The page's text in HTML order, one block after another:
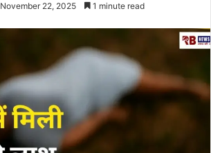
November 22, 2025 1 minute read